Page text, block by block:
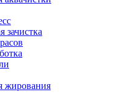
зачистка
жирования